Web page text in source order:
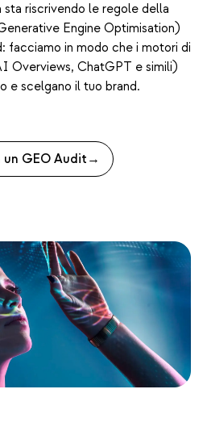
sta riscrivendo le regole della
Engine Optimisation)
facciamo in modo che i motori di
Overviews, ChatGPT e simili)
e scelgano il tuo brand.
un GEO Audit →